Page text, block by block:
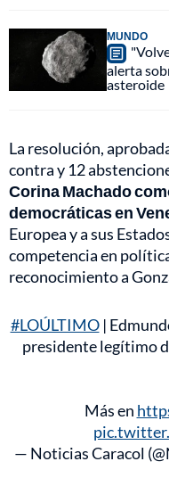
MUNDO
alerta
asteroide
La resolución,
contra y 12
Corina Machado
democráticas en
Europea y a sus
competencia en
reconocimiento a
#LOÚLTIMO|
presidente legítimo
Más en
— Noticias Caracol